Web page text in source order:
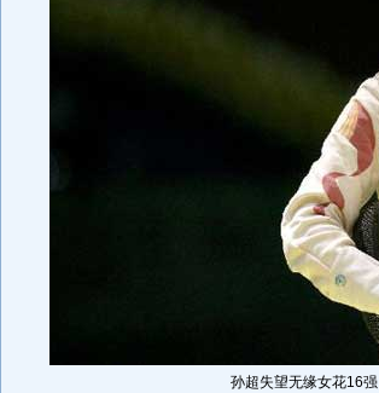
孙超失望无缘女花16强